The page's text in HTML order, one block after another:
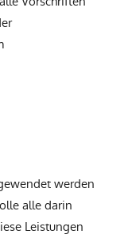
werden
alle darin
Leistungen